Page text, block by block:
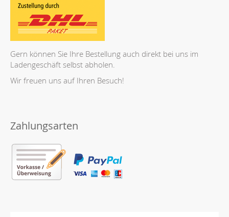
Gern können Sie Ihre Bestellung auch direkt bei uns im
Ladengeschäft selbst abholen.
Wir freuen uns auf Ihren Besuch!
Zahlungsarten